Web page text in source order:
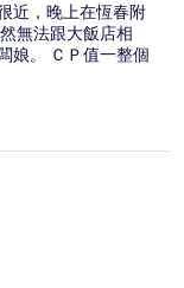
近，晚上在恆春附
無法跟大飯店相
娘。 ＣＰ值一整個